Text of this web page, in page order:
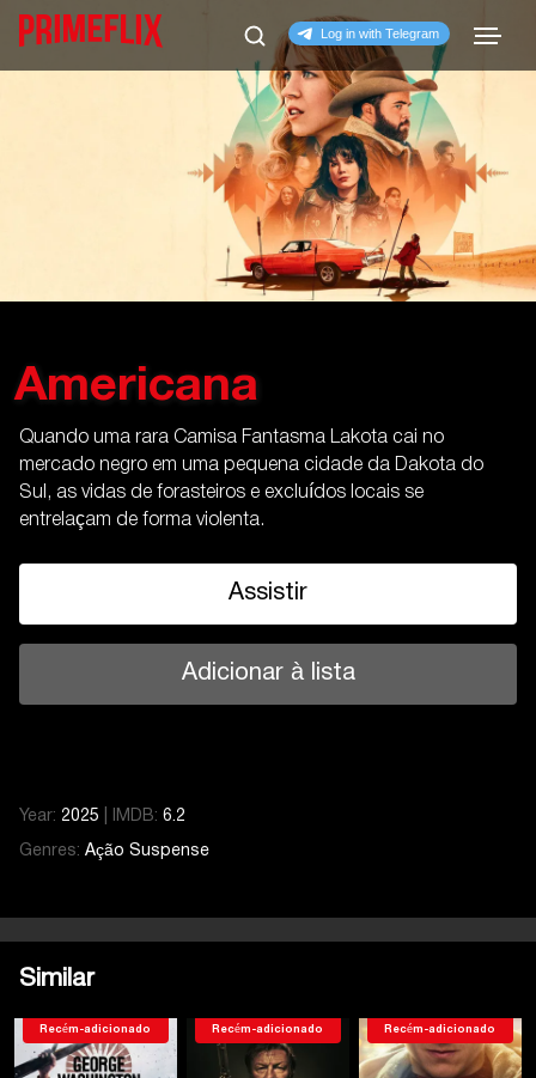
Americana
Quando uma rara Camisa Fantasma Lakota cai no
mercado negro em uma pequena cidade da Dakota do
Sul, as vidas de forasteiros e excluídos locais se
entrelaçam de forma violenta.
Assistir
Adicionar à lista
Year: 2025 IMDB: 6.2
Genres: Ação Suspense
Similar
Recém-adicionado Recém-adicionado Recém-adicionado